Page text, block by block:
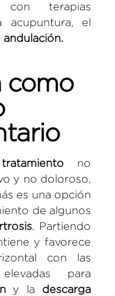
con terapias
acupuntura, el
como
tratamientono
y no doloroso,
es una opción
de algunos
. Partiendo
y favorece
con las
para
y la descarga